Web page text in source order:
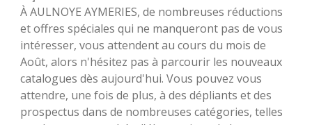
À AULNOYE AYMERIES, de nombreuses réductions
et offres spéciales qui ne manqueront pas de vous
intéresser, vous attendent au cours du mois de
Août, alors n'hésitez pas à parcourir les nouveaux
catalogues dès aujourd'hui. Vous pouvez vous
attendre, une fois de plus, à des dépliants et des
prospectus dans de nombreuses catégories, telles